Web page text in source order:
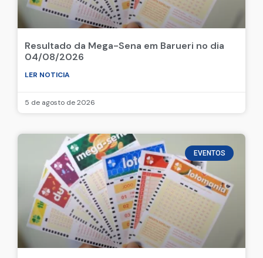
Resultado da Mega-Sena em Barueri no dia
04/08/2026
LER NOTICIA
5 de agosto de 2026
EVENTOS